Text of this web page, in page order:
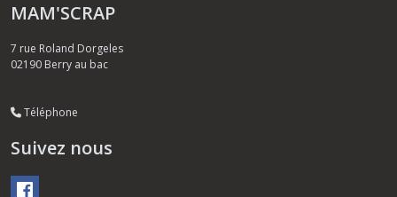
MAM'SCRAP
7 rue Roland Dorgeles
02190 Berry au bac
Téléphone
Suivez nous